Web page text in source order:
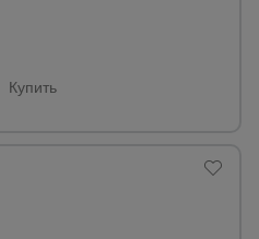
Купить